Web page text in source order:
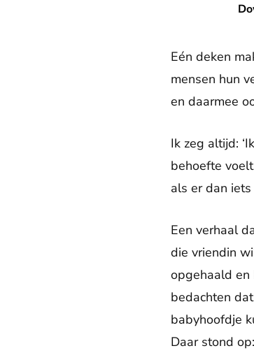
Download
Eén deken
mensen hun
en daarmee
Ik zeg altijd:
behoefte
als er dan
Een verhaal
die vriendin
opgehaald en
bedachten
babyhoofdje
Daar stond